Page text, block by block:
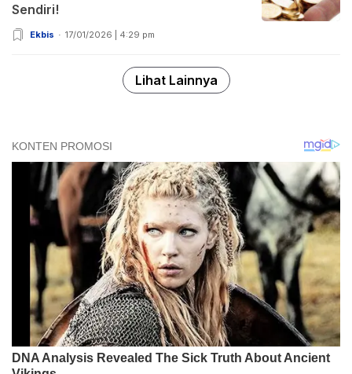
Sendiri!
Ekbis 17/01/2026 | 4:29 pm
Lihat Lainnya